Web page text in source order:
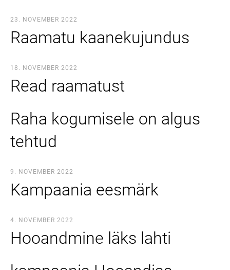
23. NOVEMBER 2022
Raamatu kaanekujundus
18. NOVEMBER 2022
Read raamatust
Raha kogumisele on algus
tehtud
9. NOVEMBER 2022
Kampaania eesmärk
4. NOVEMBER 2022
Hooandmine läks lahti